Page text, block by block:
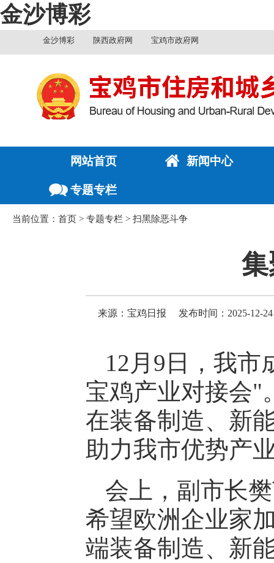
金沙博彩
金沙博彩 陕西政府网 宝鸡市政府网
网站首页 新闻中心
专题专栏
当前位置： 首页 > 专题专栏 > 扫黑除恶斗争
来源：宝鸡日报 发布时间：2025-12-24
12月9日，我
宝鸡产业对接会"
在装备制造、新
助力我市优势产
会上，副市长
希望欧洲企业家
端装备制造、新